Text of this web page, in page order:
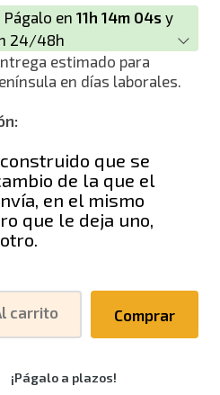
Págalo en 11h 14m 04s y
24/48h
estimado para
en días laborales.
que se
de la que el
en el mismo
que le deja uno,
carrito Comprar